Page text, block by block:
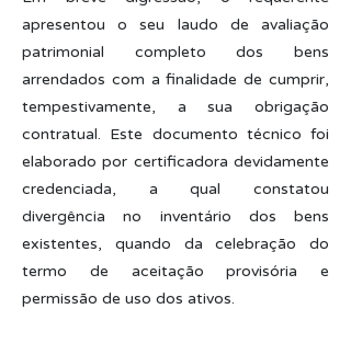
apresentou o seu laudo de avaliação
patrimonial completo dos bens
arrendados com a finalidade de cumprir,
tempestivamente, a sua obrigação
contratual. Este documento técnico foi
elaborado por certificadora devidamente
credenciada, a qual constatou
divergência no inventário dos bens
existentes, quando da celebração do
termo de aceitação provisória e
permissão de uso dos ativos.